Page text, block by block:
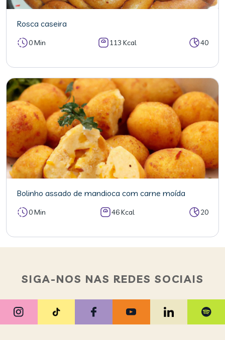
Rosca caseira
0 Min 113 Kcal 40
Bolinho assado de mandioca com carne moída
0 Min 46 Kcal 20
SIGA-NOS NAS REDES SOCIAIS